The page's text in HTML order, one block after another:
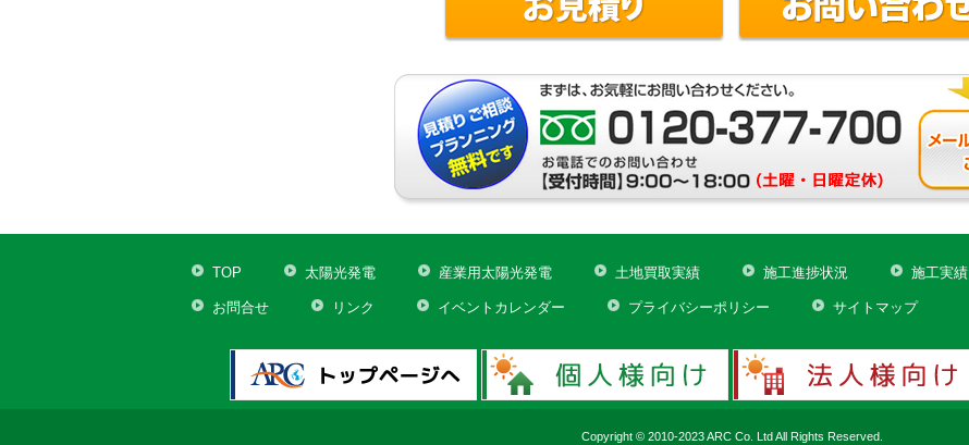
TOP 太陽光発電 産業用太陽光発電 土地買取実績 施工進捗状況 施工実績
お問合せ リンク イベントカレンダー プライバシーポリシー サイトマップ
Copyright © 2010-2023 ARC Co. Ltd All Rights Reserved.